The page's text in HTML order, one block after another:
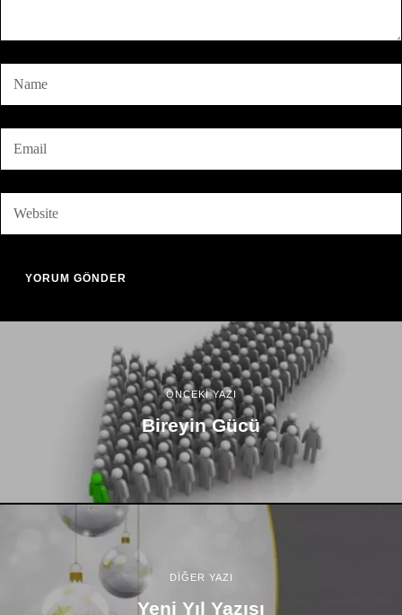
ÖNCEKİ YAZI
Bireyin Gücü
DİĞER YAZI
Yeni Yıl Yazısı